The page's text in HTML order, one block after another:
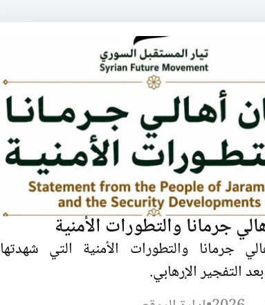
جرمانا والتطورات الأمنية
جرمانا والتطورات الأمنية التي شهدتها
التفجير الإرهابي.